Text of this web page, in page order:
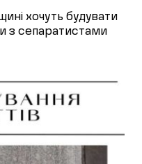
хочуть будувати
з сепаратистами